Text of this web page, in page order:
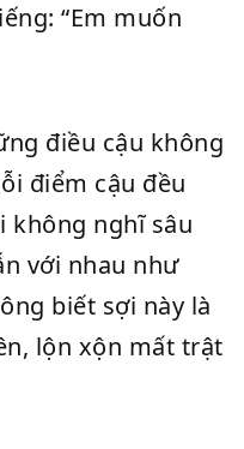
“Em muốn
điều cậu không
điểm cậu đều
không nghĩ sâu
với nhau như
biết sợi này là
lộn xộn mất trật